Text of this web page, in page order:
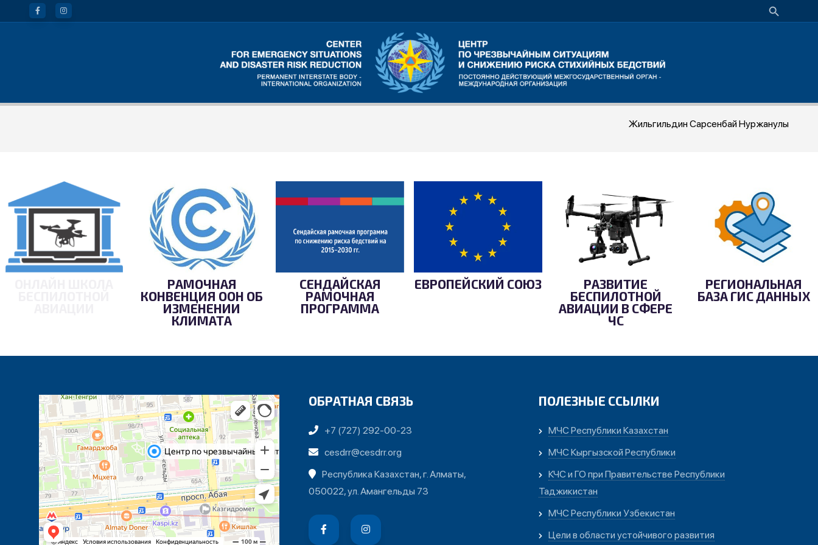
Жильгильдин Сарсенбай Нуржанулы
РАМОЧНАЯ
КОНВЕНЦИЯ ООН ОБ
ИЗМЕНЕНИИ
КЛИМАТА
СЕНДАЙСКАЯ
РАМОЧНАЯ
ПРОГРАММА
ЕВРОПЕЙСКИЙ СОЮЗ
РАЗВИТИЕ
БЕСПИЛОТНОЙ
АВИАЦИИ В СФЕРЕ
ЧС
РЕГИОНАЛЬНАЯ
БАЗА ГИС ДАННЫХ
ОБРАТНАЯ СВЯЗЬ
+7 (727) 292-00-23
cesdrr@cesdrr.org
Республика Казахстан, г. Алматы,
050022, ул. Амангельды 73
ПОЛЕЗНЫЕ ССЫЛКИ
МЧС Республики Казахстан
МЧС Кыргызской Республики
КЧС и ГО при Правительстве Республики
Таджикистан
МЧС Республики Узбекистан
Цели в области устойчивого развития